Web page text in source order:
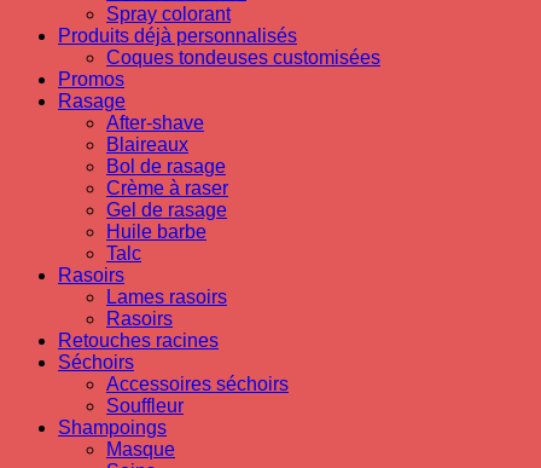
Spray colorant
Produits déjà personnalisés
Coques tondeuses customisées
Promos
Rasage
After-shave
Blaireaux
Bol de rasage
Crème à raser
Gel de rasage
Huile barbe
Talc
Rasoirs
Lames rasoirs
Rasoirs
Retouches racines
Séchoirs
Accessoires séchoirs
Souffleur
Shampoings
Masque